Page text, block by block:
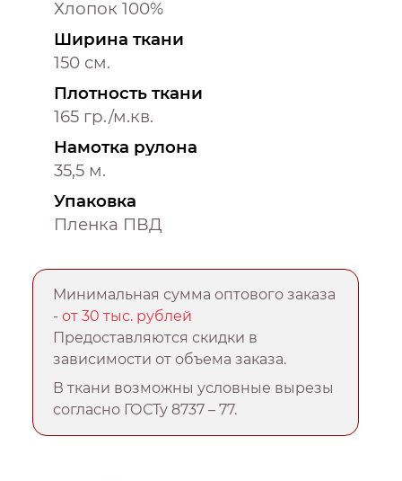
Хлопок 100%
Ширина ткани
150 см.
Плотность ткани
165 гр./м.кв.
Намотка рулона
35,5 м.
Упаковка
Пленка ПВД
Минимальная сумма оптового заказа
-от 30 тыс. рублей
Предоставляются скидки в
зависимости от объема заказа.
В ткани возможны условные вырезы
согласно ГОСТу 8737 – 77.